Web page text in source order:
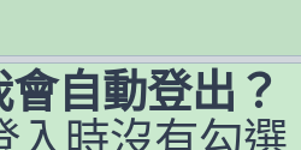
自動登出？